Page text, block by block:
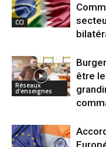
CCI
Réseaux
d'enseignes
être